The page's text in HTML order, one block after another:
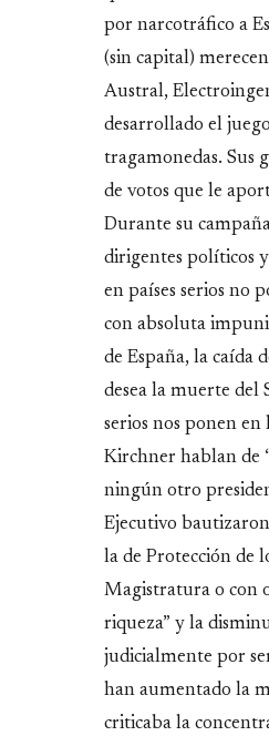
por narcotráfico a
(sin capital)
Austral,
desarrollado el
tragamonedas. Sus
de votos que le
Durante su
dirigentes políticos
en países serios no
con absoluta
de España, la caída
desea la muerte del
serios nos ponen
Kirchner hablan de
ningún otro
Ejecutivo
la de Protección de
Magistratura o con
riqueza” y la
judicialmente por
han aumentado la
criticaba la